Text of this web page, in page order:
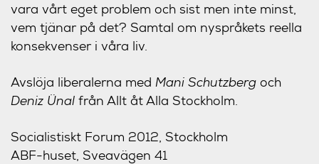
vara vårt eget problem och sist men inte minst,
vem tjänar på det? Samtal om nyspråkets reella
konsekvenser i våra liv.
Avslöja liberalerna med Mani Schutzberg och
Deniz Ünal från Allt åt Alla Stockholm.
Socialistiskt Forum 2012, Stockholm
ABF-huset, Sveavägen 41